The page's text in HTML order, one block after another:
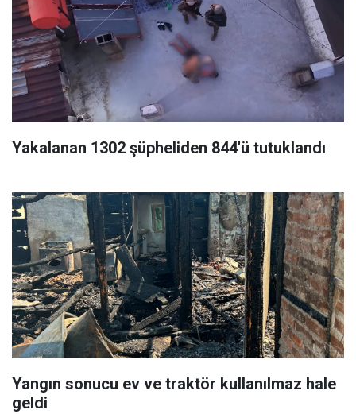
Yakalanan 1302 şüpheliden 844'ü tutuklandı
Yangın sonucu ev ve traktör kullanılmaz hale
geldi